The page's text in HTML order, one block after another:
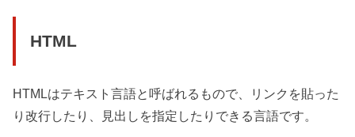
HTML
HTMLはテキスト言語と呼ばれるもので、リンクを貼った
り改行したり、見出しを指定したりできる言語です。